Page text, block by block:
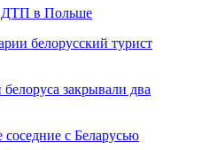
ДТП в Польше
белорусский турист
закрывали два
соседние с Беларусью